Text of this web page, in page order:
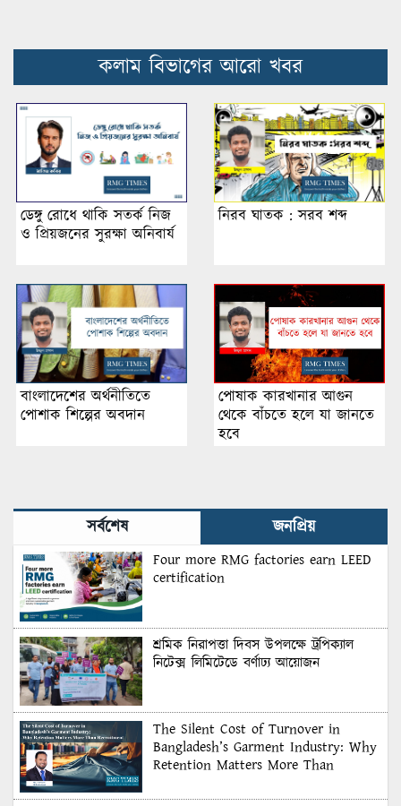
কলাম বিভাগের আরো খবর
ডেঙ্গু রোধে থাকি সতর্ক নিজ
ও প্রিয়জনের সুরক্ষা অনিবার্য
নিরব ঘাতক : সরব শব্দ
বাংলাদেশের অর্থনীতিতে
পোশাক শিল্পের অবদান
পোষাক কারখানার আগুন
থেকে বাঁচতে হলে যা জানতে
হবে
সর্বশেষ জনপ্রিয়
Four more RMG factories earn LEED
certification
শ্রমিক নিরাপত্তা দিবস উপলক্ষে ট্রপিক্যাল
নিটেক্স লিমিটেডে বর্ণাঢ্য আয়োজন
The Silent Cost of Turnover in
Bangladesh’s Garment Industry: Why
Retention Matters More Than